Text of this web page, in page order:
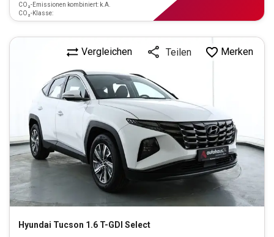
CO₂-Emissionen kombiniert: k.A.
CO₂-Klasse:
Hyundai Tucson 1.6 T-GDI Select
Vergleichen Teilen Merken